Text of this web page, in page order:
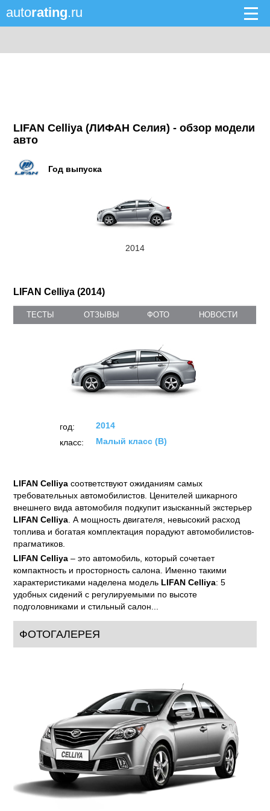
autorating.ru
LIFAN Celliya (ЛИФАН Селия) - обзор модели
авто
Год выпуска
2014
LIFAN Celliya (2014)
ТЕСТЫ ОТЗЫВЫ ФОТО НОВОСТИ
год:
2014
класс:
Малый класс (B)
LIFAN Celliya соответствуют ожиданиям самых
требовательных автомобилистов. Ценителей шикарного
внешнего вида автомобиля подкупит изысканный экстерьер
LIFAN Celliya . А мощность двигателя, невысокий расход
топлива и богатая комплектация порадуют автомобилистов-
прагматиков.
LIFAN Celliya – это автомобиль, который сочетает
компактность и просторность салона. Именно такими
характеристиками наделена модель LIFAN Celliya: 5
удобных сидений с регулируемыми по высоте
подголовниками и стильный салон...
ФОТОГАЛЕРЕЯ